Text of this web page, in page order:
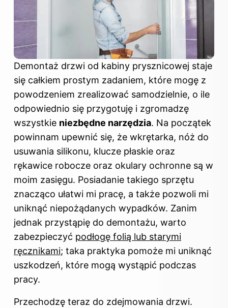
Demontaż drzwi od kabiny prysznicowej staje
się całkiem prostym zadaniem, które mogę z
powodzeniem zrealizować samodzielnie, o ile
odpowiednio się przygotuję i zgromadzę
wszystkie niezbędne narzędzia. Na początek
powinnam upewnić się, że wkrętarka, nóż do
usuwania silikonu, klucze płaskie oraz
rękawice robocze oraz okulary ochronne są w
moim zasięgu. Posiadanie takiego sprzętu
znacząco ułatwi mi pracę, a także pozwoli mi
uniknąć niepożądanych wypadków. Zanim
jednak przystąpię do demontażu, warto
zabezpieczyć podłogę folią lub starymi
ręcznikami; taka praktyka pomoże mi uniknąć
uszkodzeń, które mogą wystąpić podczas
pracy.
Przechodzę teraz do zdejmowania drzwi.